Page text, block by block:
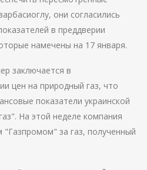
они согласились
в преддверии
намечены на 17 января.
заключается в
цен на природный газ, что
показатели украинской
На этой неделе компания
"Газпромом" за газ, полученный